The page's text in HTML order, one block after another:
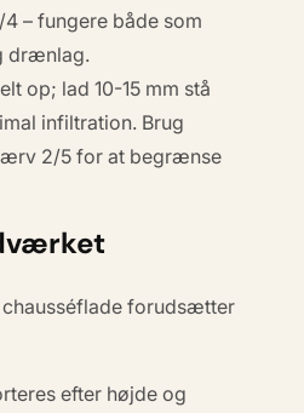
– fungere både som
drænlag.
op; lad 10-15 mm stå
infiltration. Brug
2/5 for at begrænse
forudsætter
efter højde og